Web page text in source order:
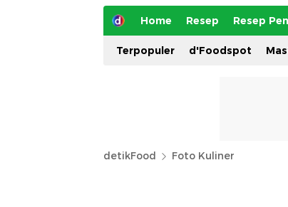
Home Resep Resep
Terpopuler d'Foodspot
detikFood Foto Kuliner